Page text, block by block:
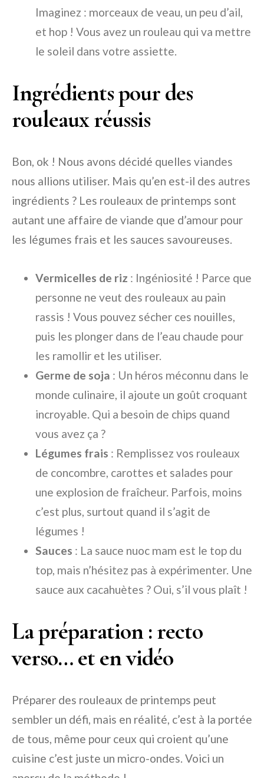
Imaginez : morceaux de veau, un peu d’ail,
et hop ! Vous avez un rouleau qui va mettre
le soleil dans votre assiette.
Ingrédients pour des
rouleaux réussis
Bon, ok ! Nous avons décidé quelles viandes
nous allions utiliser. Mais qu’en est-il des autres
ingrédients ? Les rouleaux de printemps sont
autant une affaire de viande que d’amour pour
les légumes frais et les sauces savoureuses.
Vermicelles de riz : Ingéniosité ! Parce que
personne ne veut des rouleaux au pain
rassis ! Vous pouvez sécher ces nouilles,
puis les plonger dans de l’eau chaude pour
les ramollir et les utiliser.
Germe de soja : Un héros méconnu dans le
monde culinaire, il ajoute un goût croquant
incroyable. Qui a besoin de chips quand
vous avez ça ?
Légumes frais : Remplissez vos rouleaux
de concombre, carottes et salades pour
une explosion de fraîcheur. Parfois, moins
c’est plus, surtout quand il s’agit de
légumes !
Sauces : La sauce nuoc mam est le top du
top, mais n’hésitez pas à expérimenter. Une
sauce aux cacahuètes ? Oui, s’il vous plaît !
La préparation : recto
verso… et en vidéo
Préparer des rouleaux de printemps peut
sembler un défi, mais en réalité, c’est à la portée
de tous, même pour ceux qui croient qu’une
cuisine c’est juste un micro-ondes. Voici un